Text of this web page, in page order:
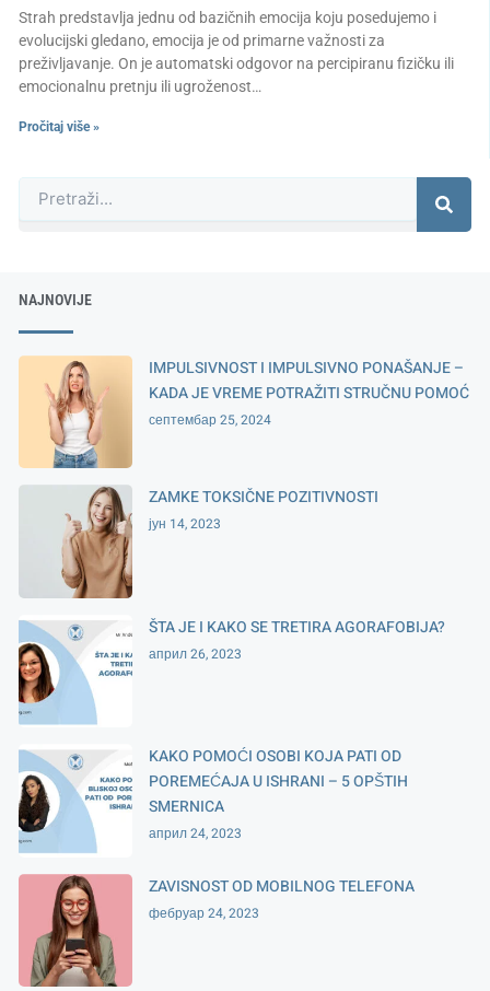
Strah predstavlja jednu od bazičnih emocija koju posedujemo i
evolucijski gledano, emocija je od primarne važnosti za
preživljavanje. On je automatski odgovor na percipiranu fizičku ili
emocionalnu pretnju ili ugroženost…
Pročitaj više »
NAJNOVIJE
IMPULSIVNOST I IMPULSIVNO PONAŠANJE –
KADA JE VREME POTRAŽITI STRUČNU POMOĆ
септембар 25, 2024
ZAMKE TOKSIČNE POZITIVNOSTI
јун 14, 2023
ŠTA JE I KAKO SE TRETIRA AGORAFOBIJA?
април 26, 2023
KAKO POMOĆI OSOBI KOJA PATI OD
POREMEĆAJA U ISHRANI – 5 OPŠTIH
SMERNICA
април 24, 2023
ZAVISNOST OD MOBILNOG TELEFONA
фебруар 24, 2023